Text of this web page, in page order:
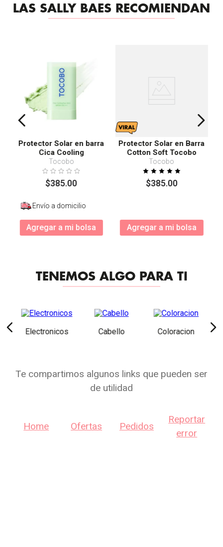
LAS SALLY BAES RECOMIENDAN
Protector Solar en barra
Cica Cooling
Tocobo
$385.00
Envío a domicilio
Agregar a mi bolsa
Protector Solar en Barra
Cotton Soft Tocobo
SPF50+ PA++++
Tocobo
$385.00
Agregar a mi bolsa
TENEMOS ALGO PARA TI
Electronicos Cabello Coloracion
Te compartimos algunos links que pueden ser
de utilidad
Home Ofertas Pedidos
Reportar
error